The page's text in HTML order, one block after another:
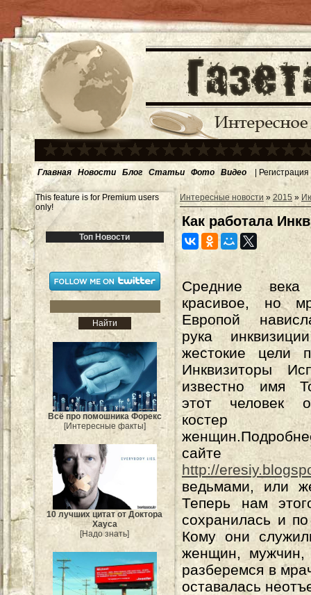
Главная Новости Блог Статьи Фото Видео | Регистрация
This feature is for Premium users
only!
Топ Новости
Всё про помошника Форекс
[Интересные факты]
10 лучших цитат от Доктора
Хауса
[Надо знать]
Интересные новости » 2015 »
Как работала
Средние
красивое, но
Европой
рука
жестокие цели
Инквизиторы
известно имя
этот человек
костер
сайте
http://
ведьмами, или
Теперь нам
сохранилась и
Кому они
женщин, мужчин,
разберемся в
оставалась